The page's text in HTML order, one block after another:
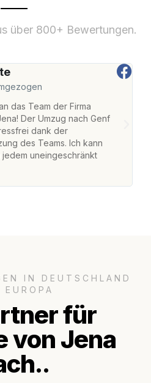
über 800+ Bewertungen.
das Team der Firma
Der Umzug nach Genf
dank der
des Teams. Ich kann
uneingeschränkt
IN DEUTSCHLAND
EUROPA
für
von Jena